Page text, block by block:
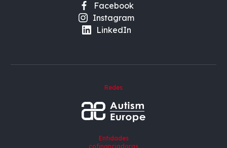
Facebook
Instagram
LinkedIn
Redes
Entidades
cofinanciadoras